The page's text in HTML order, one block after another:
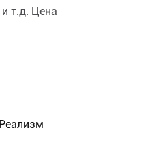
т.д. Цена
Реализм